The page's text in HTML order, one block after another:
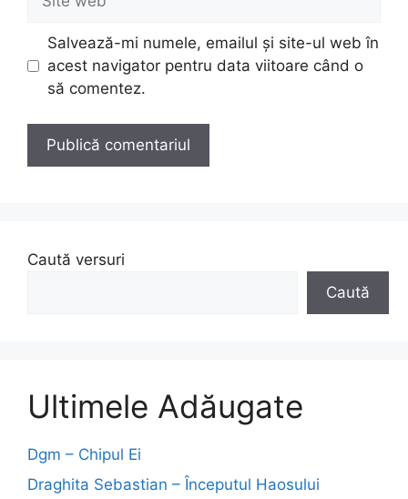
web
Salvează-mi numele, emailul și site-ul web în
acest navigator pentru data viitoare când o
să comentez.
Caută versuri
Caută
Ultimele Adăugate
Dgm – Chipul Ei
Draghita Sebastian – Începutul Haosului